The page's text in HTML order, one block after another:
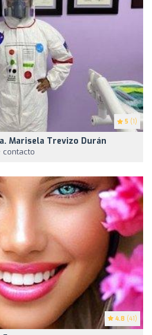
5 (1)
Marisela Trevizo Durán
contacto
4.8 (41)